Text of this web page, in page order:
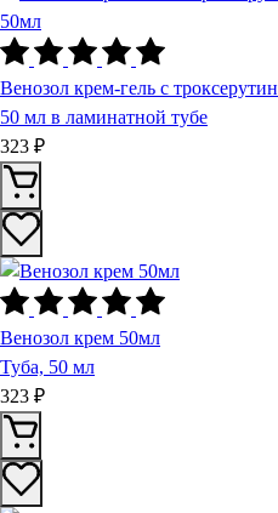
Венозол крем-гель с
50 мл в ламинатной тубе
323 ₽
Венозол крем 50мл
Туба, 50 мл
323 ₽